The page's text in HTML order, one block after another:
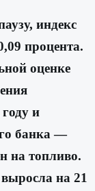
индекс
процента.
оценке
и
банка —
на топливо.
на 21